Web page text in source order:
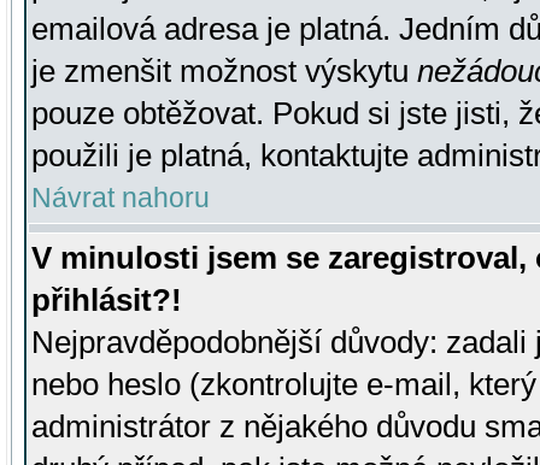
emailová adresa je platná. Jedním
je zmenšit možnost výskytu
pouze obtěžovat. Pokud si jste jisti,
použili je platná, kontaktujte
Návrat nahoru
V minulosti jsem se
přihlásit?!
Nejpravděpodobnější důvody:
nebo heslo (zkontrolujte e-mail,
administrátor z nějakého důvodu